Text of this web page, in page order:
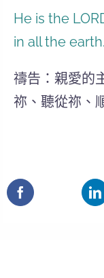
He is the
in all the
禱告：親愛的
祢、聽從祢、